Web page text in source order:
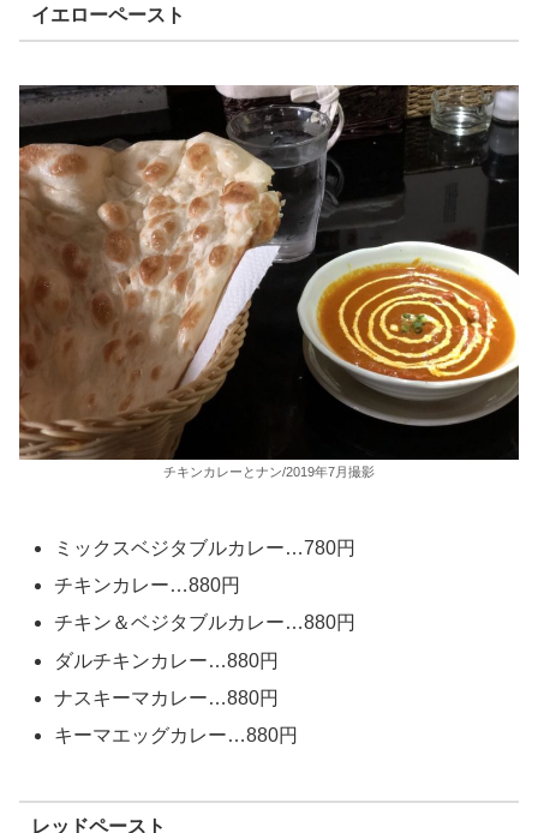
イエローペースト
チキンカレーとナン/2019年7月撮影
ミックスベジタブルカレー…780円
チキンカレー…880円
チキン＆ベジタブルカレー…880円
ダルチキンカレー…880円
ナスキーマカレー…880円
キーマエッグカレー…880円
レッドペースト